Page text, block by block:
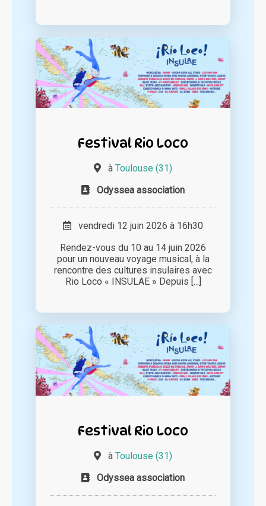
Festival Rio Loco
à Toulouse (31)
Odyssea association
vendredi 12 juin 2026 à 16h30
Rendez-vous du 10 au 14 juin 2026
pour un nouveau voyage musical, à la
rencontre des cultures insulaires avec
Rio Loco « INSULAE » Depuis [...]
Festival Rio Loco
à Toulouse (31)
Odyssea association